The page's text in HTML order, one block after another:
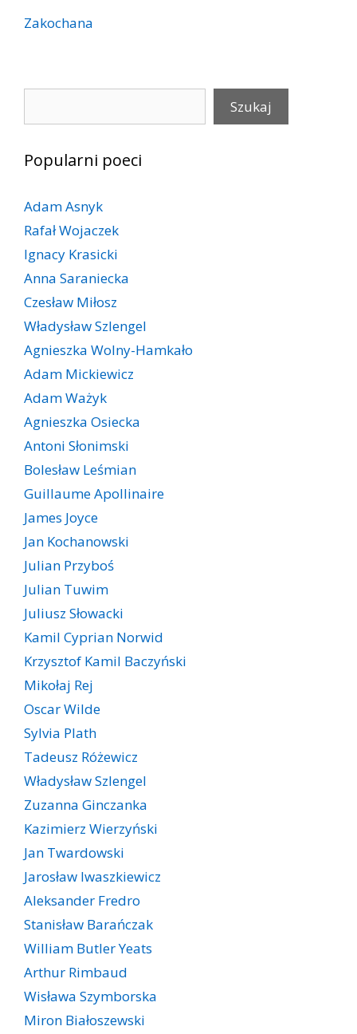
Zakochana
Szukaj
Popularni poeci
Adam Asnyk
Rafał Wojaczek
Ignacy Krasicki
Anna Saraniecka
Czesław Miłosz
Władysław Szlengel
Agnieszka Wolny-Hamkało
Adam Mickiewicz
Adam Ważyk
Agnieszka Osiecka
Antoni Słonimski
Bolesław Leśmian
Guillaume Apollinaire
James Joyce
Jan Kochanowski
Julian Przyboś
Julian Tuwim
Juliusz Słowacki
Kamil Cyprian Norwid
Krzysztof Kamil Baczyński
Mikołaj Rej
Oscar Wilde
Sylvia Plath
Tadeusz Różewicz
Władysław Szlengel
Zuzanna Ginczanka
Kazimierz Wierzyński
Jan Twardowski
Jarosław Iwaszkiewicz
Aleksander Fredro
Stanisław Barańczak
William Butler Yeats
Arthur Rimbaud
Wisława Szymborska
Miron Białoszewski